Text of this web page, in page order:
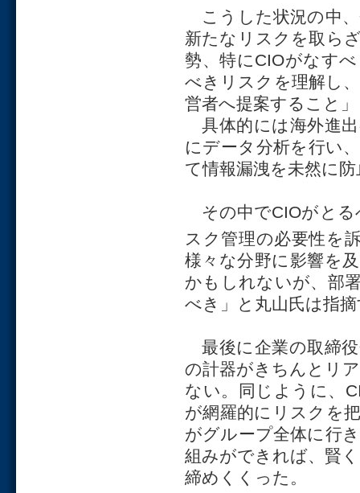
こうした状況の中
新たなリスクを取ら
勢、特にCIOがなす
べきリスクを理解し
営者へ提案すること
具体的には海外進
にデータ分析を行い
て情報漏洩を未然に
その中でCIOがとる
スク管理の必要性を
様々な分野に影響を
かもしれないが、部
べき」と丸山氏は指
最後に企業の取締
の計器がきちんとリ
ない。同じように、
が網羅的にリスクを
がグループ全体に行
組みができれば、賢
締めくくった。